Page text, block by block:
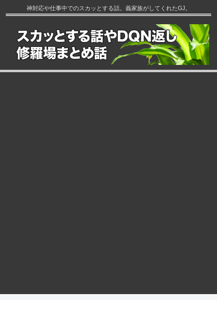
神対応や仕事中でのスカッとする話。義家族がしてくれたGJ。